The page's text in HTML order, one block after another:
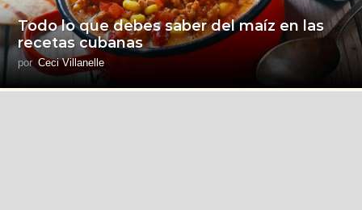
Todo lo que debes saber del maíz en las
recetas cubanas
por Ceci Villanelle